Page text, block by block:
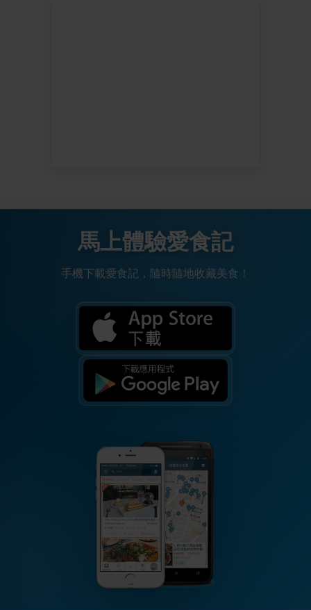
馬上體驗愛食記
手機下載愛食記，隨時隨地收藏美食！